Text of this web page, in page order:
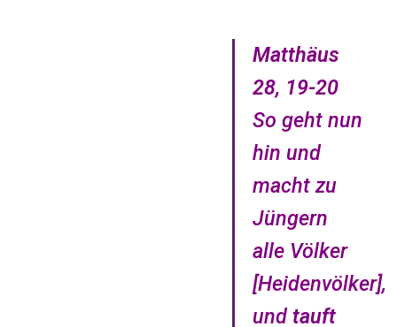
Matthäus
28, 19-20
So geht nun
hin und
macht zu
Jüngern
alle Völker
[Heidenvölker],
undtauft